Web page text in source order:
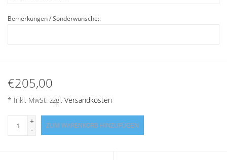
Marken
Bemerkungen / Sonderwünsche::
€205,00
* Inkl. MwSt. zzgl. Versandkosten
+
-
ZUM WARENKORB HINZUFÜGEN